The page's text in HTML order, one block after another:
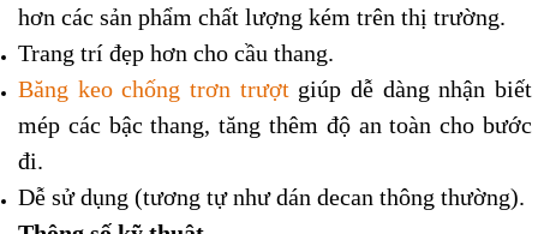
hơn các sản phẩm chất lượng kém trên thị trường.
Trang trí đẹp hơn cho cầu thang.
Băng keo chống trơn trượt giúp dễ dàng nhận biết
mép các bậc thang, tăng thêm độ an toàn cho bước
đi.
Dễ sử dụng (tương tự như dán decan thông thường).